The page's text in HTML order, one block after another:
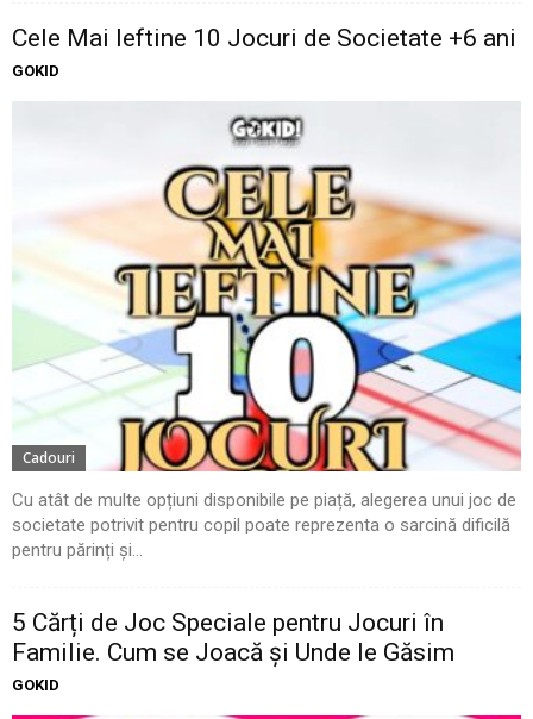
Cele Mai Ieftine 10 Jocuri de Societate +6 ani
GOKID
Cadouri
Cu atât de multe opțiuni disponibile pe piață, alegerea unui joc de
societate potrivit pentru copil poate reprezenta o sarcină dificilă
pentru părinți și...
5 Cărți de Joc Speciale pentru Jocuri în
Familie. Cum se Joacă și Unde le Găsim
GOKID